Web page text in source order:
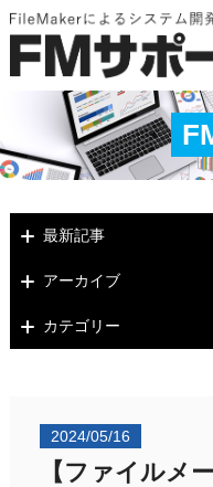
最新記事
アーカイブ
カテゴリー
2024/05/16
【ファイルメ